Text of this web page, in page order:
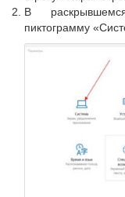
В
пиктограмму